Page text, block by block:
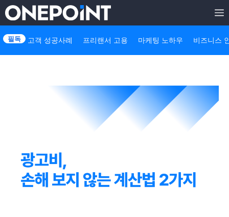
Skip
to
content
고객 성공사례 프리랜서 고용 마케팅 노하우 비즈니스